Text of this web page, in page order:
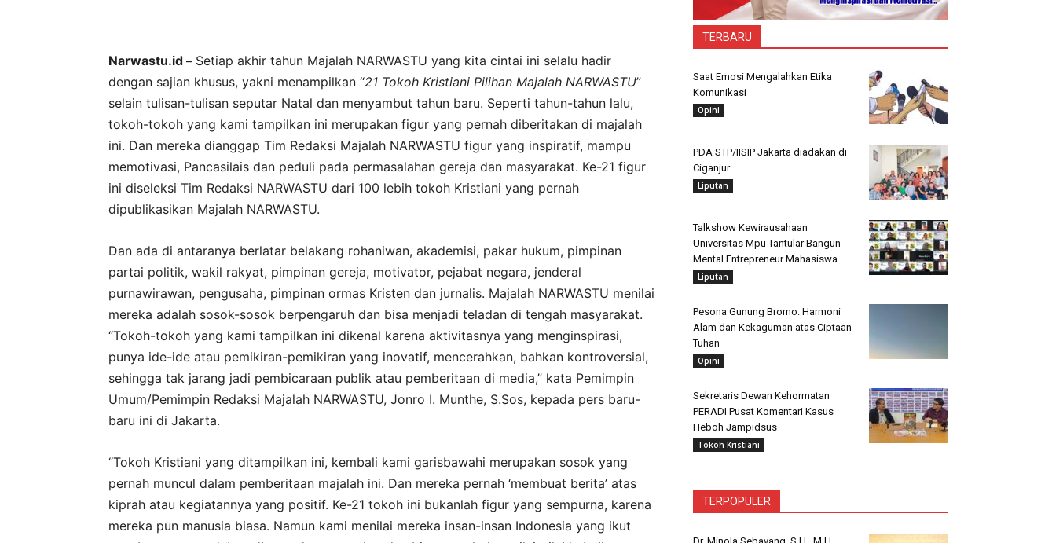
Narwastu.id – Setiap akhir tahun Majalah NARWASTU yang kita cintai ini selalu hadir
dengan sajian khusus, yakni menampilkan “21 Tokoh Kristiani Pilihan Majalah NARWASTU”
selain tulisan-tulisan seputar Natal dan menyambut tahun baru. Seperti tahun-tahun lalu,
tokoh-tokoh yang kami tampilkan ini merupakan figur yang pernah diberitakan di majalah
ini. Dan mereka dianggap Tim Redaksi Majalah NARWASTU figur yang inspiratif, mampu
memotivasi, Pancasilais dan peduli pada permasalahan gereja dan masyarakat. Ke-21 figur
ini diseleksi Tim Redaksi NARWASTU dari 100 lebih tokoh Kristiani yang pernah
dipublikasikan Majalah NARWASTU.
Dan ada di antaranya berlatar belakang rohaniwan, akademisi, pakar hukum, pimpinan
partai politik, wakil rakyat, pimpinan gereja, motivator, pejabat negara, jenderal
purnawirawan, pengusaha, pimpinan ormas Kristen dan jurnalis. Majalah NARWASTU menilai
mereka adalah sosok-sosok berpengaruh dan bisa menjadi teladan di tengah masyarakat.
“Tokoh-tokoh yang kami tampilkan ini dikenal karena aktivitasnya yang menginspirasi,
punya ide-ide atau pemikiran-pemikiran yang inovatif, mencerahkan, bahkan kontroversial,
sehingga tak jarang jadi pembicaraan publik atau pemberitaan di media,” kata Pemimpin
Umum/Pemimpin Redaksi Majalah NARWASTU, Jonro I. Munthe, S.Sos, kepada pers baru-
baru ini di Jakarta.
“Tokoh Kristiani yang ditampilkan ini, kembali kami garisbawahi merupakan sosok yang
pernah muncul dalam pemberitaan majalah ini. Dan mereka pernah ‘membuat berita’ atas
kiprah atau kegiatannya yang positif. Ke-21 tokoh ini bukanlah figur yang sempurna, karena
mereka pun manusia biasa. Namun kami menilai mereka insan-insan Indonesia yang ikut
TERBARU
Saat Emosi Mengalahkan Etika
Komunikasi
Opini
PDA STP/IISIP Jakarta diadakan di
Ciganjur
Liputan
Talkshow Kewirausahaan
Universitas Mpu Tantular Bangun
Mental Entrepreneur Mahasiswa
Liputan
Pesona Gunung Bromo: Harmoni
Alam dan Kekaguman atas Ciptaan
Tuhan
Opini
Sekretaris Dewan Kehormatan
PERADI Pusat Komentari Kasus
Heboh Jampidsus
Tokoh Kristiani
TERPOPULER